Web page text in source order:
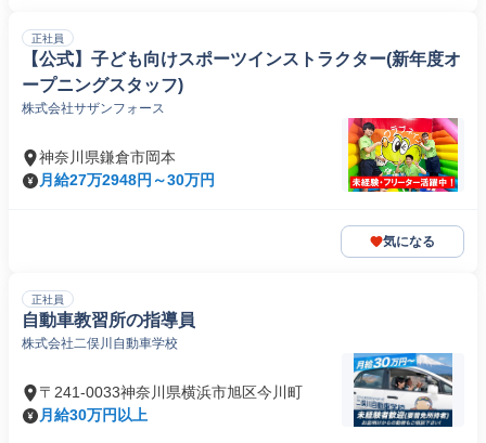
正社員
【公式】子ども向けスポーツインストラクター(新年度オ
ープニングスタッフ)
株式会社サザンフォース
神奈川県鎌倉市岡本
月給27万2948円～30万円
気になる
正社員
自動車教習所の指導員
株式会社二俣川自動車学校
〒241-0033神奈川県横浜市旭区今川町
月給30万円以上